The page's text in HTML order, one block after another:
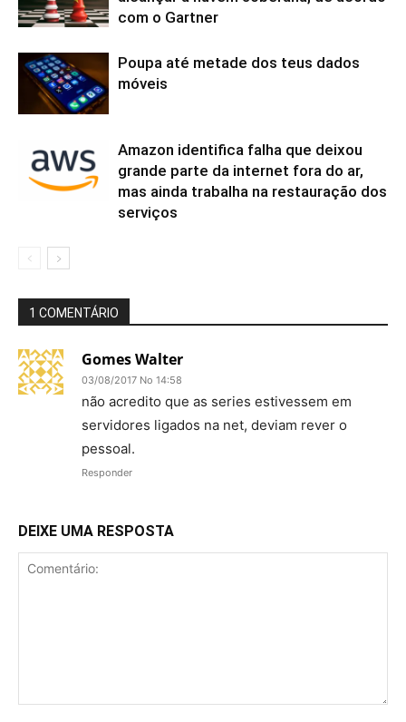
com o Gartner
Poupa até metade dos teus dados
móveis
Amazon identifica falha que deixou
grande parte da internet fora do ar,
mas ainda trabalha na restauração dos
serviços
1 COMENTÁRIO
Gomes Walter
03/08/2017 No 14:58
não acredito que as series estivessem em
servidores ligados na net, deviam rever o
pessoal.
Responder
DEIXE UMA RESPOSTA